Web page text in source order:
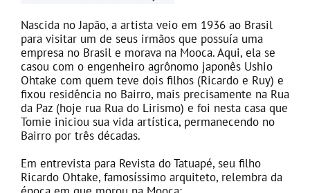
Nascida no Japão, a artista veio em 1936 ao Brasil
para visitar um de seus irmãos que possuía uma
empresa no Brasil e morava na Mooca. Aqui, ela se
casou com o engenheiro agrônomo japonês Ushio
Ohtake com quem teve dois filhos (Ricardo e Ruy) e
fixou residência no Bairro, mais precisamente na Rua
da Paz (hoje rua Rua do Lirismo) e foi nesta casa que
Tomie iniciou sua vida artística, permanecendo no
Bairro por três décadas.
Em entrevista para Revista do Tatuapé, seu filho
Ricardo Ohtake, famosíssimo arquiteto, relembra da